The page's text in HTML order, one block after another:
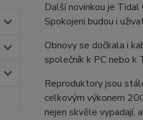
Další novinkou je Tidal
Spokojeni budou i
Obnovy se dočkala i
společník k PC nebo k
Reproduktory jsou
celkovým výkonem
nejen skvěle vypadají,